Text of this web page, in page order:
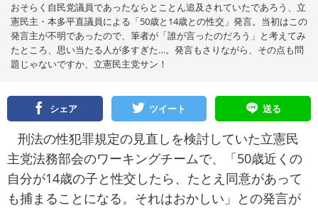
ン
）
おそらく自民党議員であったならとことん追及されていたであろう、立
憲民主・本多平直議員による「50歳と14歳との性交」発言。当初はこの
発言主が不明であったので、筆者が「誰が言ったのだろう」と考えてみ
たところ、思い当たる人が多すぎた…。発言もさりながら、その点も問
題じゃないですか、立憲民主党サン！
シェア ツイート 送る
刑法の性犯罪規定の見直しを検討していた立憲民
主党法務部会のワーキングチームで、「50歳近くの
自分が14歳の子と性交したら、たとえ同意があって
も捕まることになる。それはおかしい」との発言が